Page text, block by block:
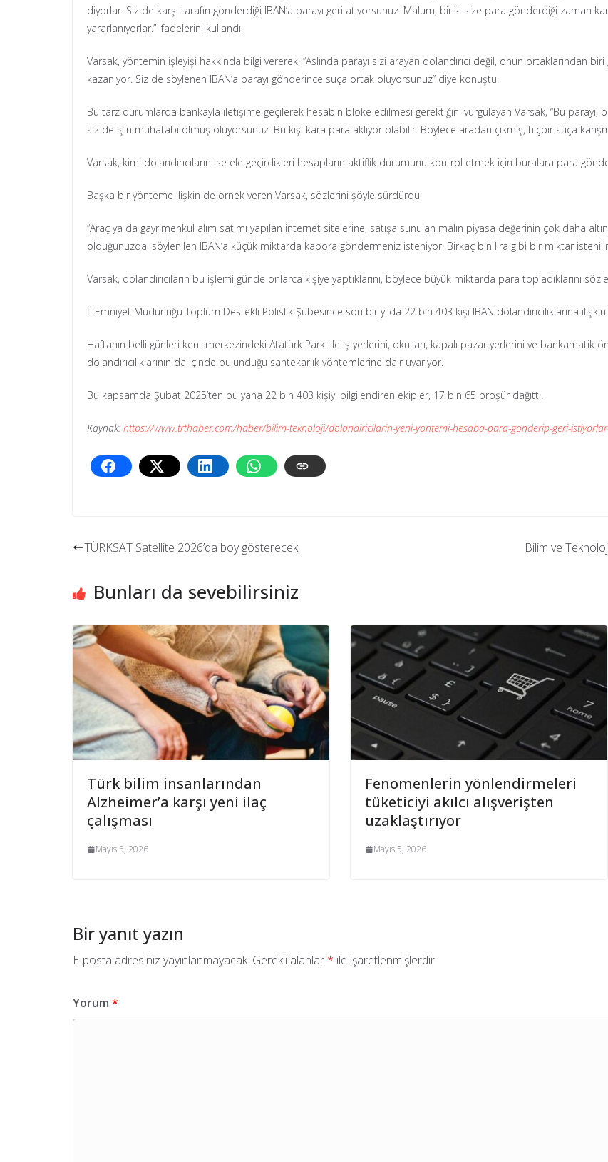
diyorlar. Siz de karşı tarafın gönderdiği IBAN’a parayı geri atıyorsunuz. Malum, birisi size para gönderdiği zaman
yararlanıyorlar.” ifadelerini kullandı.
Varsak, yöntemin işleyişi hakkında bilgi vererek, “Aslında parayı sizi arayan dolandırıcı değil, onun ortaklarından
kazanıyor. Siz de söylenen IBAN’a parayı gönderince suça ortak oluyorsunuz” diye konuştu.
Bu tarz durumlarda bankayla iletişime geçilerek hesabın bloke edilmesi gerektiğini vurgulayan Varsak, “Bu parayı,
siz de işin muhatabı olmuş oluyorsunuz. Bu kişi kara para aklıyor olabilir. Böylece aradan çıkmış, hiçbir suça
Varsak, kimi dolandırıcıların ise ele geçirdikleri hesapların aktiflik durumunu kontrol etmek için buralara para
Başka bir yönteme ilişkin de örnek veren Varsak, sözlerini şöyle sürdürdü:
“Araç ya da gayrimenkul alım satımı yapılan internet sitelerine, satışa sunulan malın piyasa değerinin çok daha
olduğunuzda, söylenilen IBAN’a küçük miktarda kapora göndermeniz isteniyor. Birkaç bin lira gibi bir miktar
Varsak, dolandırıcıların bu işlemi günde onlarca kişiye yaptıklarını, böylece büyük miktarda para topladıklarını
İl Emniyet Müdürlüğü Toplum Destekli Polislik Şubesince son bir yılda 22 bin 403 kişi IBAN dolandırıcılıklarına
Haftanın belli günleri kent merkezindeki Atatürk Parkı ile iş yerlerini, okulları, kapalı pazar yerlerini ve bankamatik
dolandırıcılıklarının da içinde bulunduğu sahtekarlık yöntemlerine dair uyarıyor.
Bu kapsamda Şubat 2025’ten bu yana 22 bin 403 kişiyi bilgilendiren ekipler, 17 bin 65 broşür dağıttı.
Kaynak: https://www.trthaber.com/haber/bilim-teknoloji/dolandiricilarin-yeni-yontemi-hesaba-para-gonderip-geri-
TÜRKSAT Satellite 2026’da boy gösterecek Bilim ve
Bunları da sevebilirsiniz
Türk bilim insanlarından
Alzheimer’a karşı yeni ilaç
çalışması
Mayıs 5, 2026
Fenomenlerin yönlendirmeleri
tüketiciyi akılcı alışverişten
uzaklaştırıyor
Mayıs 5, 2026
Bir yanıt yazın
E-posta adresiniz yayınlanmayacak. Gerekli alanlar * ile işaretlenmişlerdir
Yorum *